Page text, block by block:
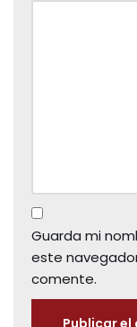
Guarda mi
este
comente.